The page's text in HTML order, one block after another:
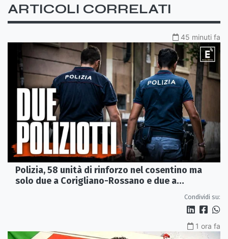
ARTICOLI CORRELATI
45 minuti fa
Polizia, 58 unità di rinforzo nel cosentino ma
solo due a Corigliano-Rossano e due a
Condividi su:
1 ora fa